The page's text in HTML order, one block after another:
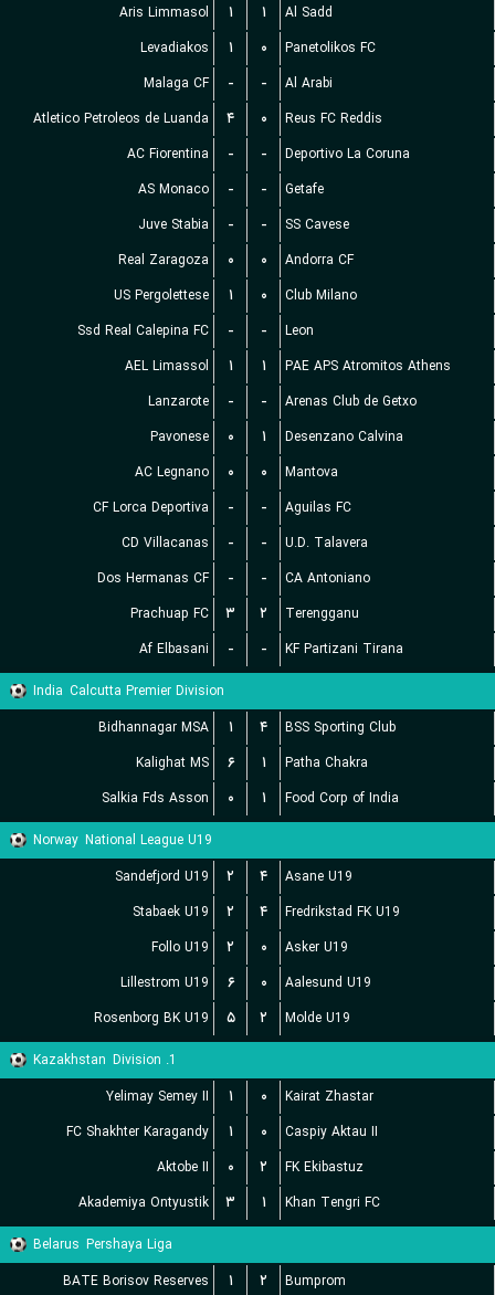
Aris Limmasol ۱ ۱
Al Sadd
Levadiakos
۱ ۰
Panetolikos FC
Malaga CF
- -
Al Arabi
Atletico Petroleos de Luanda
۴ ۰
Reus FC Reddis
AC Fiorentina
- -
Deportivo La Coruna
AS Monaco
- -
Getafe
Juve Stabia
- -
SS Cavese
Real Zaragoza
۰ ۰
Andorra CF
US Pergolettese
۱ ۰
Club Milano
Ssd Real Calepina FC
- -
Leon
AEL Limassol
۱ ۱
PAE APS Atromitos Athens
Lanzarote
- -
Arenas Club de Getxo
Pavonese
۰ ۱
Desenzano Calvina
AC Legnano
۰ ۰
Mantova
CF Lorca Deportiva
- -
Aguilas FC
CD Villacanas
- -
U.D. Talavera
Dos Hermanas CF
- -
CA Antoniano
Prachuap FC
۳ ۲
Terengganu
Af Elbasani
- -
KF Partizani Tirana
India Calcutta Premier Division
Bidhannagar MSA
۱ ۴
BSS Sporting Club
Kalighat MS
۶ ۱
Patha Chakra
Salkia Fds Asson
۰ ۱
Food Corp of India
Norway National League U19
Sandefjord U19
۲ ۴
Asane U19
Stabaek U19
۲ ۴
Fredrikstad FK U19
Follo U19
۲ ۰
Asker U19
Lillestrom U19
۶ ۰
Aalesund U19
Rosenborg BK U19
۵ ۲
Molde U19
Kazakhstan
1. Division
Yelimay Semey II
۱ ۰
Kairat Zhastar
FC Shakhter Karagandy
۱ ۰
Caspiy Aktau II
Aktobe II
۰ ۲
FK Ekibastuz
Akademiya Ontyustik
۳ ۱
Khan Tengri FC
Belarus Pershaya Liga
BATE Borisov Reserves
۱ ۲
Bumprom